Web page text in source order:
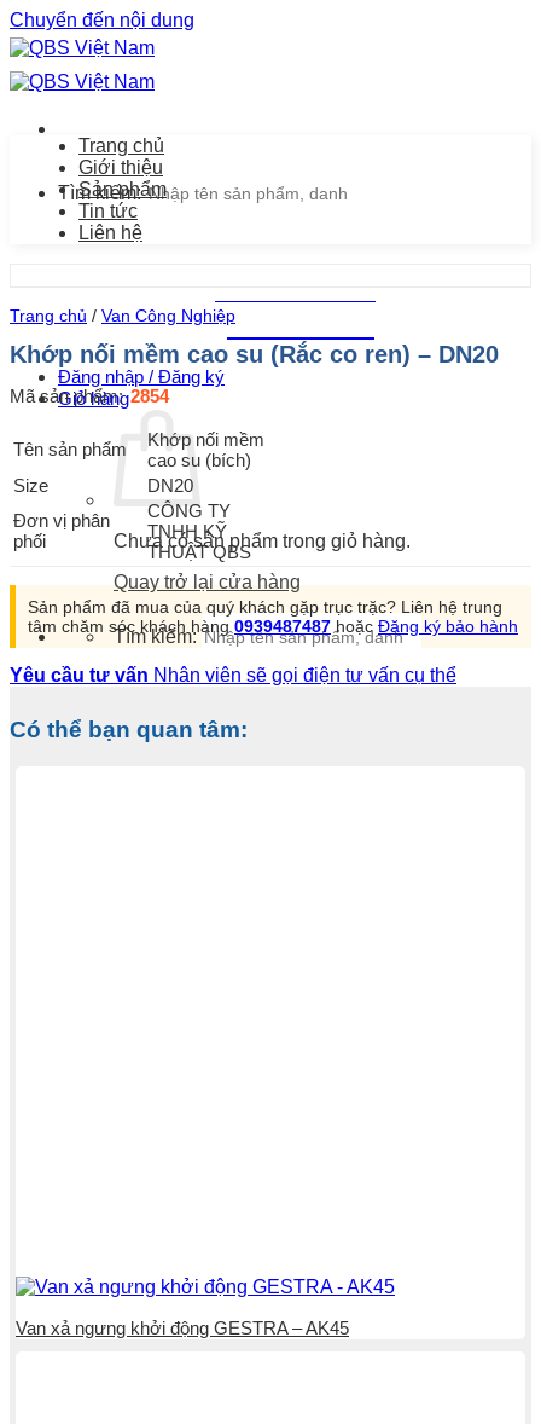
Chuyển đến nội dung
Tìm kiếm:
0939.487.487
Đăng nhập / Đăng ký
Giỏ hàng
Chưa có sản phẩm trong giỏ hàng.
Quay trở lại cửa hàng
Tìm kiếm:
Trang chủ
Giới thiệu
Sản phẩm
Tin tức
Liên hệ
Trang chủ / Van Công Nghiệp
Khớp nối mềm cao su (Rắc co ren) – DN20
Mã sản phẩm: 2854
Tên sản phẩm
Khớp nối mềm
cao su (bích)
Size
DN20
Đơn vị phân
phối
CÔNG TY
TNHH KỸ
THUẬT QBS
Sản phẩm đã mua của quý khách gặp trục trặc? Liên hệ trung
tâm chăm sóc khách hàng 0939487487 hoặc Đăng ký bảo hành
Yêu cầu tư vấn Nhân viên sẽ gọi điện tư vấn cụ thể
Có thể bạn quan tâm:
Van xả ngưng khởi động GESTRA – AK45